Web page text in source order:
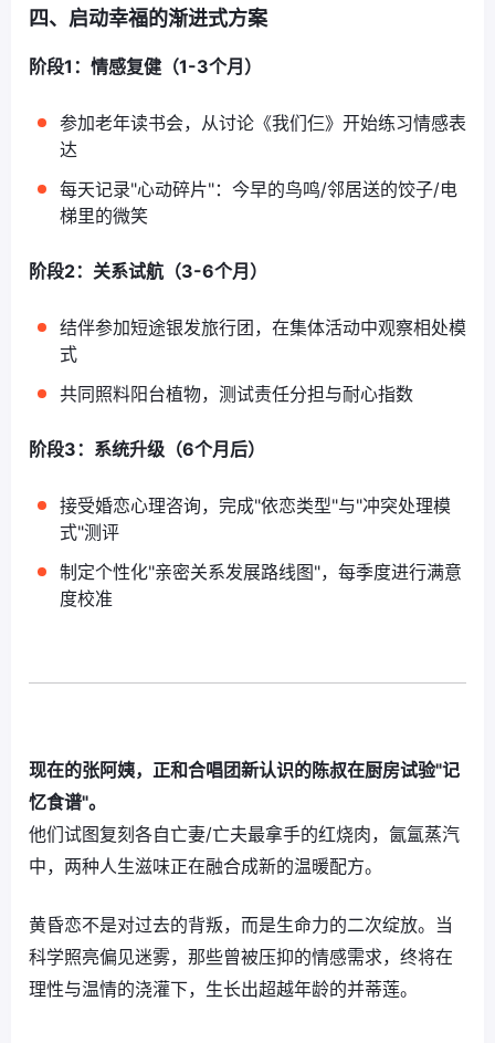
四、启动幸福的渐进式方案
阶段1：情感复健（1-3个月）
参加老年读书会，从讨论《我们仨》开始练习情感表
达
每天记录"心动碎片"：今早的鸟鸣/邻居送的饺子/电
梯里的微笑
阶段2：关系试航（3-6个月）
结伴参加短途银发旅行团，在集体活动中观察相处模
式
共同照料阳台植物，测试责任分担与耐心指数
阶段3：系统升级（6个月后）
接受婚恋心理咨询，完成"依恋类型"与"冲突处理模
式"测评
制定个性化"亲密关系发展路线图"，每季度进行满意
度校准
现在的张阿姨，正和合唱团新认识的陈叔在厨房试验"记
忆食谱"。
他们试图复刻各自亡妻/亡夫最拿手的红烧肉，氤氲蒸汽
中，两种人生滋味正在融合成新的温暖配方。
黄昏恋不是对过去的背叛，而是生命力的二次绽放。当
科学照亮偏见迷雾，那些曾被压抑的情感需求，终将在
理性与温情的浇灌下，生长出超越年龄的并蒂莲。